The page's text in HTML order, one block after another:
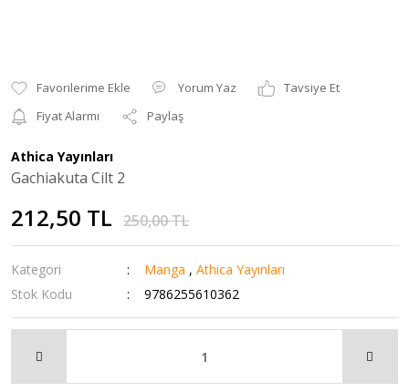
Yorum Yaz
Tavsiye Et
Fiyat Alarmı
Paylaş
Athica Yayınları
Gachiakuta Cilt 2
212,50 TL 250,00 TL
Kategori Manga ,Athica Yayınları
Stok Kodu
9786255610362